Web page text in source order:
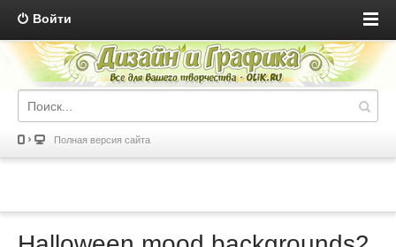
Войти
Полная версия сайта